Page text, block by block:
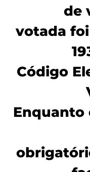
de
votada
Código
Enquanto